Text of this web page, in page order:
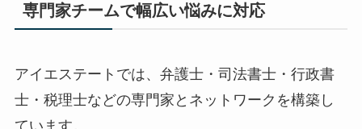
専門家チームで幅広い悩みに対応
アイエステートでは、弁護士・司法書士・行政書
士・税理士などの専門家とネットワークを構築し